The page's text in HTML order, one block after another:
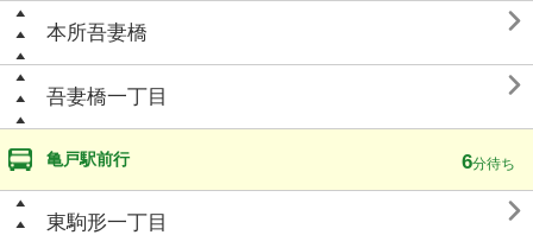
本所吾妻橋 
吾妻橋一丁目 
亀戸駅前行 6分待ち
東駒形一丁目 